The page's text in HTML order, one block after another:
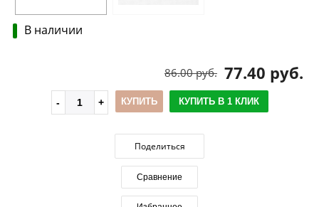
В наличии
77.40 руб.
86.00 руб.
КУПИТЬ КУПИТЬ В 1 КЛИК
Поделиться
Сравнение